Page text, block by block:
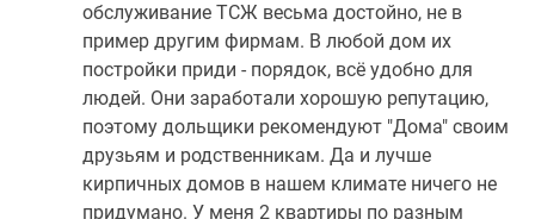
обслуживание ТСЖ весьма достойно, не в
пример другим фирмам. В любой дом их
постройки приди - порядок, всё удобно для
людей. Они заработали хорошую репутацию,
поэтому дольщики рекомендуют "Дома" своим
друзьям и родственникам. Да и лучше
кирпичных домов в нашем климате ничего не
придумано. У меня 2 квартиры по разным